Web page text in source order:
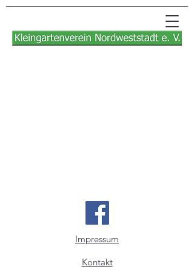
Impressum
Kontakt